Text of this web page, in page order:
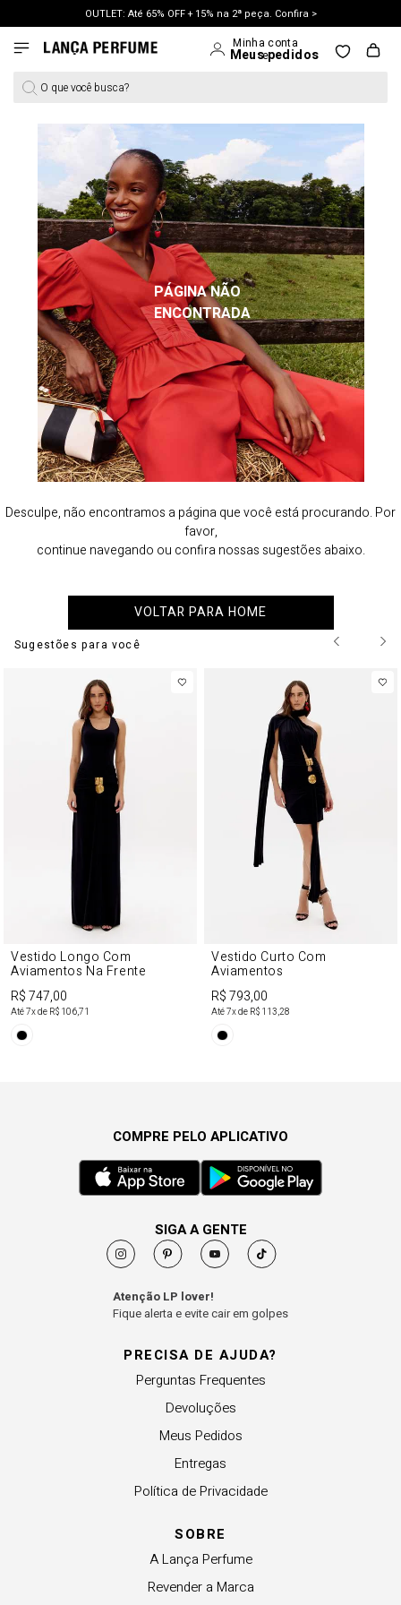
OUTLET: Até 65% OFF + 15% na 2ª peça. Confira >
LANÇAMENTO PRIMAVERA 27. Clique e aproveite.
O que você busca?
PÁGINA NÃO
ENCONTRADA
Desculpe, não encontramos a página que você está procurando. Por
favor,
continue navegando ou confira nossas sugestões abaixo.
VOLTAR PARA HOME
Sugestões para você
Vestido Longo Com
Aviamentos Na Frente
R$ 747,00
Até7x de R$ 106,71
Vestido Curto Com
Aviamentos
R$ 793,00
Até7x de R$ 113,28
PRECISA DE AJUDA?
Perguntas Frequentes
Devoluções
Meus Pedidos
Entregas
Política de Privacidade
SOBRE
A Lança Perfume
Revender a Marca
COMPRE PELO APLICATIVO
SIGA A GENTE
Atenção LP lover!
Fique alerta e evite cair em golpes